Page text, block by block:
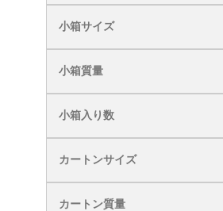
小箱サイズ
小箱質量
小箱入り数
カートンサイズ
カートン質量